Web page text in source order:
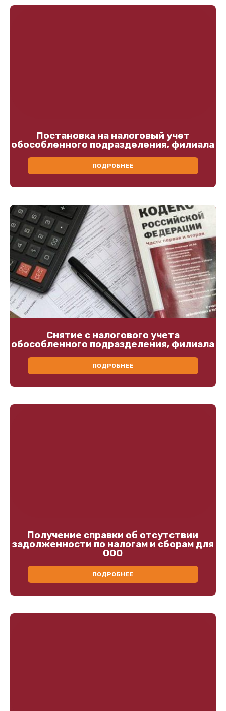
Постановка на налоговый учет
обособленного подразделения, филиала
ПОДРОБНЕЕ
Снятие с налогового учета
обособленного подразделения, филиала
ПОДРОБНЕЕ
Получение справки об отсутствии
задолженности по налогам и сборам для
ООО
ПОДРОБНЕЕ